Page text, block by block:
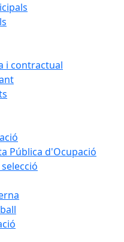
i contractual
Pública d'Ocupació